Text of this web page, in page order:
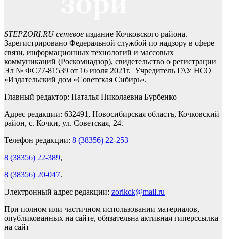
STEPZORI.RU сетевое издание Кочковского района.
Зарегистрировано Федеральной службой по надзору в сфере
связи, информационных технологий и массовых
коммуникаций (Роскомнадзор), свидетельство о регистрации
Эл № ФС77-81539 от 16 июля 2021г. Учредитель ГАУ НСО
«Издательский дом «Советская Сибирь».
Главный редактор: Наталья Николаевна Бурбенко
Адрес редакции: 632491, Новосибирская область, Кочковский
район, с. Кочки, ул. Советская, 24.
Телефон редакции: 8 (38356) 22-253
8 (38356) 22-389,
8 (38356) 20-047.
Электронный адрес редакции: zorikck@mail.ru
При полном или частичном использовании материалов,
опубликованных на сайте, обязательна активная гиперссылка
на сайт